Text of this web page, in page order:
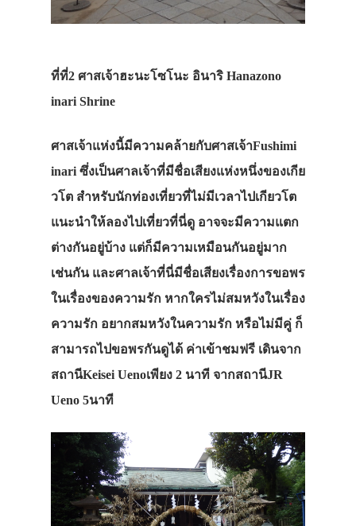
ที่ที่2 ศาสเจ้าฮะนะโซโนะ อินาริ Hanazono
inari Shrine
ศาสเจ้าแห่งนี้มีความคล้ายกับศาสเจ้าFushimi
inari ซึ่งเป็นศาลเจ้าที่มีชื่อเสียงแห่งหนึ่งของเกีย
วโต สำหรับนักท่องเที่ยวที่ไม่มีเวลาไปเกียวโต
แนะนำให้ลองไปเที่ยวที่นี่ดู อาจจะมีความแตก
ต่างกันอยู่บ้าง แต่ก็มีความเหมือนกันอยู่มาก
เช่นกัน และศาลเจ้าที่นี่มีชื่อเสียงเรื่องการขอพร
ในเรื่องของความรัก หากใครไม่สมหวังในเรื่อง
ความรัก อยากสมหวังในความรัก หรือไม่มีคู่ ก็
สามารถไปขอพรกันดูได้ ค่าเข้าชมฟรี เดินจาก
สถานีKeisei Uenoเพียง 2 นาที จากสถานีJR
Ueno 5นาที
ทัวร์
สาระน่ารู้
ภาพประทับใจ